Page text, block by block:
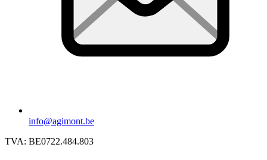
info@agimont.be
TVA: BE0722.484.803